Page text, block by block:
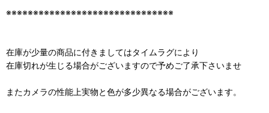
※※※※※※※※※※※※※※※※※※※※※※※※※※※※※※※
在庫が少量の商品に付きましてはタイムラグにより
在庫切れが生じる場合がございますので予めご了承下さいませ
またカメラの性能上実物と色が多少異なる場合がございます。